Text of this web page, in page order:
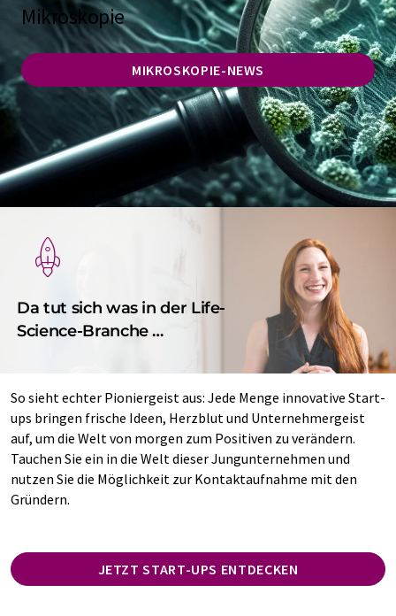
Mikroskopie
MIKROSKOPIE-NEWS
Da tut sich was in der Life-
Science-Branche …
So sieht echter Pioniergeist aus: Jede Menge innovative Start-
ups bringen frische Ideen, Herzblut und Unternehmergeist
auf, um die Welt von morgen zum Positiven zu verändern.
Tauchen Sie ein in die Welt dieser Jungunternehmen und
nutzen Sie die Möglichkeit zur Kontaktaufnahme mit den
Gründern.
JETZT START-UPS ENTDECKEN